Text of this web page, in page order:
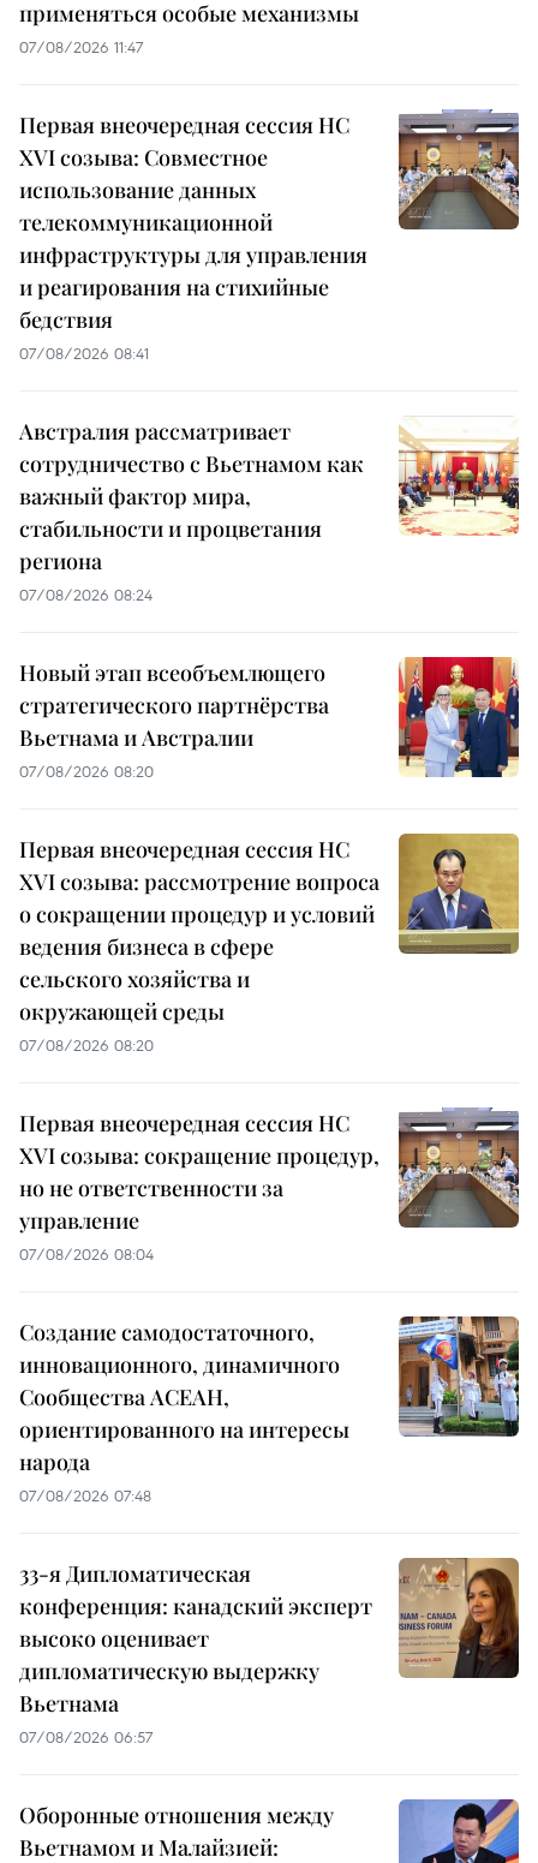
применяться особые механизмы
07/08/2026 11:47
Первая внеочередная сессия НС
XVI созыва: Совместное
использование данных
телекоммуникационной
инфраструктуры для управления
и реагирования на стихийные
бедствия
07/08/2026 08:41
Австралия рассматривает
сотрудничество с Вьетнамом как
важный фактор мира,
стабильности и процветания
региона
07/08/2026 08:24
Новый этап всеобъемлющего
стратегического партнёрства
Вьетнама и Австралии
07/08/2026 08:20
Первая внеочередная сессия НС
XVI созыва: рассмотрение вопроса
о сокращении процедур и условий
ведения бизнеса в сфере
сельского хозяйства и
окружающей среды
07/08/2026 08:20
Первая внеочередная сессия НС
XVI созыва: сокращение процедур,
но не ответственности за
управление
07/08/2026 08:04
Создание самодостаточного,
инновационного, динамичного
Сообщества АСЕАН,
ориентированного на интересы
народа
07/08/2026 07:48
33-я Дипломатическая
конференция: канадский эксперт
высоко оценивает
дипломатическую выдержку
Вьетнама
07/08/2026 06:57
Оборонные отношения между
Вьетнамом и Малайзией: